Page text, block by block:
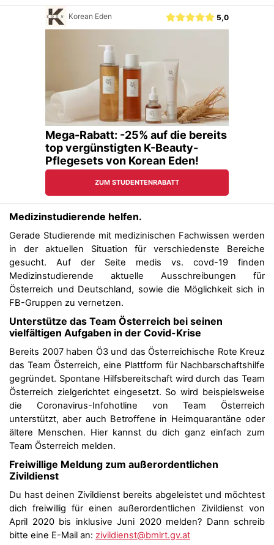
Medizinstudierende helfen.
Gerade Studierende mit medizinischen Fachwissen werden
in der aktuellen Situation für verschiedenste Bereiche
gesucht. Auf der Seite medis vs. covd-19 finden
Medizinstudierende aktuelle Ausschreibungen für
Österreich und Deutschland, sowie die Möglichkeit sich in
FB-Gruppen zu vernetzen.
Unterstütze das Team Österreich bei seinen
vielfältigen Aufgaben in der Covid-Krise
Bereits 2007 haben Ö3 und das Österreichische Rote Kreuz
das Team Österreich, eine Plattform für Nachbarschaftshilfe
gegründet. Spontane Hilfsbereitschaft wird durch das Team
Österreich zielgerichtet eingesetzt. So wird beispielsweise
die Coronavirus-Infohotline von Team Österreich
unterstützt, aber auch Betroffene in Heimquarantäne oder
ältere Menschen. Hier kannst du dich ganz einfach zum
Team Österreich melden.
Freiwillige Meldung zum außerordentlichen
Zivildienst
Du hast deinen Zivildienst bereits abgeleistet und möchtest
dich freiwillig für einen außerordentlichen Zivildienst von
April 2020 bis inklusive Juni 2020 melden? Dann schreib
bitte eine E-Mail an: zivildienst@bmlrt.gv.at